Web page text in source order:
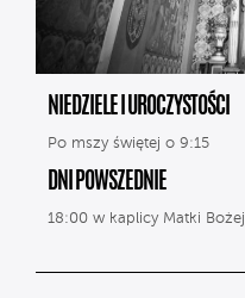
NIEDZIELE I UROCZYSTOŚCI
Po mszy świętej o 9:15
DNI POWSZEDNIE
18:00 w kaplicy Matki Bożej